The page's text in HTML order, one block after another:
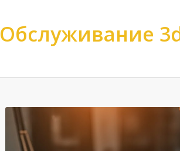
Обслуживание